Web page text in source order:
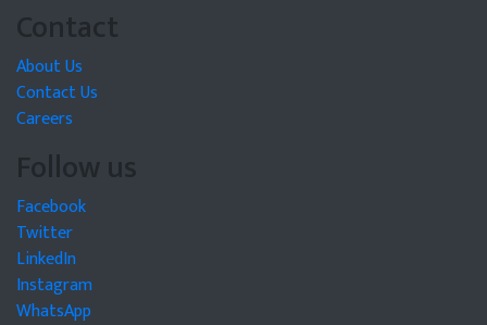
Contact
About Us
Contact Us
Careers
Follow us
Facebook
Twitter
LinkedIn
Instagram
WhatsApp